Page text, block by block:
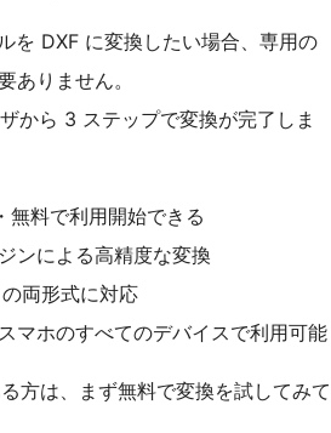
を DXF に変換したい場合、専用の
ありません。
から 3 ステップで変換が完了しま
無料で利用開始できる
ンによる高精度な変換
両形式に対応
マホのすべてのデバイスで利用可能
方は、まず無料で変換を試してみて